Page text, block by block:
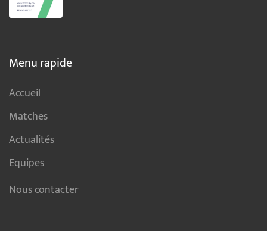
Menu rapide
Accueil
Matches
Actualités
Equipes
Nous contacter